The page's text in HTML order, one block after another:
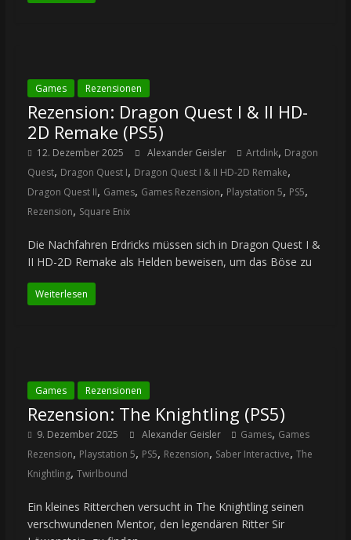
Games Rezensionen
Rezension: Dragon Quest I & II HD-
2D Remake (PS5)
12. Dezember 2025 Alexander Geisler Artdink, Dragon
Quest, Dragon Quest I, Dragon Quest I & II HD-2D Remake,
Dragon Quest II, Games, Games Rezension, Playstation 5, PS5,
Rezension, Square Enix
Die Nachfahren Erdricks müssen sich in Dragon Quest I &
II HD-2D Remake als Helden beweisen, um das Böse zu
Weiterlesen
Games Rezensionen
Rezension: The Knightling (PS5)
9. Dezember 2025 Alexander Geisler Games, Games
Rezension, Playstation 5, PS5, Rezension, Saber Interactive, The
Knightling, Twirlbound
Ein kleines Ritterchen versucht in The Knightling seinen
verschwundenen Mentor, den legendären Ritter Sir